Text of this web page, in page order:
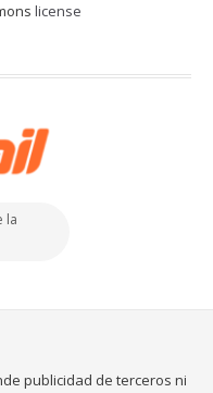
license
la
publicidad de terceros ni